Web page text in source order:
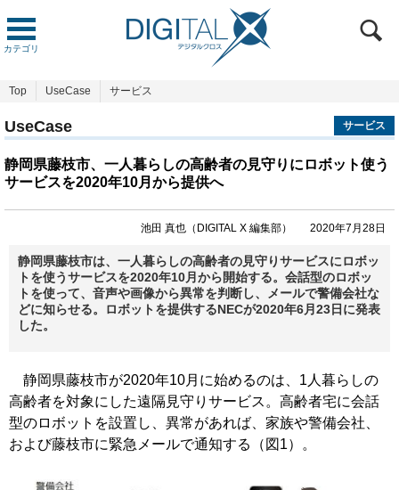
カテゴリ
Top UseCase サービス
UseCase サービス
静岡県藤枝市、一人暮らしの高齢者の見守りにロボット使う
サービスを2020年10月から提供へ
池田 真也（DIGITAL X 編集部） 2020年7月28日
静岡県藤枝市は、一人暮らしの高齢者の見守りサービスにロボッ
トを使うサービスを2020年10月から開始する。会話型のロボッ
トを使って、音声や画像から異常を判断し、メールで警備会社な
どに知らせる。ロボットを提供するNECが2020年6月23日に発表
した。
静岡県藤枝市が2020年10月に始めるのは、1人暮らしの
高齢者を対象にした遠隔見守りサービス。高齢者宅に会話
型のロボットを設置し、異常があれば、家族や警備会社、
および藤枝市に緊急メールで通知する（図1）。